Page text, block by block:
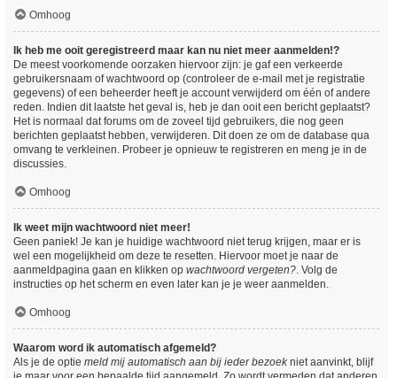
Omhoog
Ik heb me ooit geregistreerd maar kan nu niet meer aanmelden!?
De meest voorkomende oorzaken hiervoor zijn: je gaf een verkeerde
gebruikersnaam of wachtwoord op (controleer de e-mail met je registratie
gegevens) of een beheerder heeft je account verwijderd om één of andere
reden. Indien dit laatste het geval is, heb je dan ooit een bericht geplaatst?
Het is normaal dat forums om de zoveel tijd gebruikers, die nog geen
berichten geplaatst hebben, verwijderen. Dit doen ze om de database qua
omvang te verkleinen. Probeer je opnieuw te registreren en meng je in de
discussies.
Omhoog
Ik weet mijn wachtwoord niet meer!
Geen paniek! Je kan je huidige wachtwoord niet terug krijgen, maar er is
wel een mogelijkheid om deze te resetten. Hiervoor moet je naar de
aanmeldpagina gaan en klikken op wachtwoord vergeten?. Volg de
instructies op het scherm en even later kan je je weer aanmelden.
Omhoog
Waarom word ik automatisch afgemeld?
Als je de optie meld mij automatisch aan bij ieder bezoekniet aanvinkt, blijf